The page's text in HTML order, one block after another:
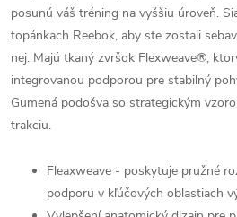
posunú váš tréning na vyššiu úroveň.
topánkach Reebok, aby ste zostali
nej. Majú tkaný zvršok Flexweave®,
integrovanou podporou pre stabilný
Gumená podošva so strategickým
trakciu.
Fleaxweave - poskytuje pružné
podporu v kľúčových oblastiach